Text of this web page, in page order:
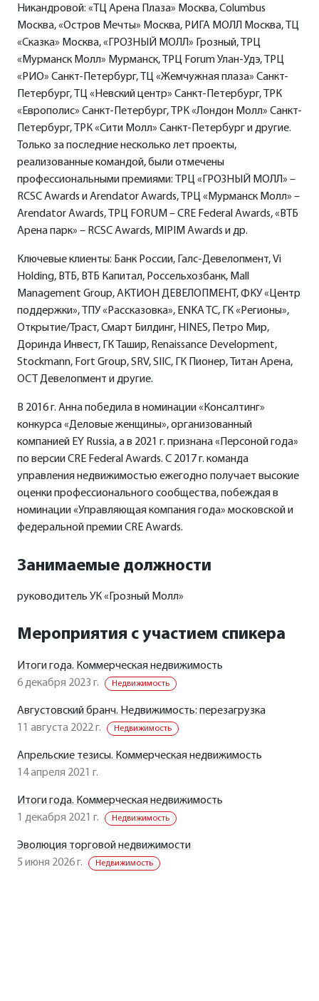
Никандровой: «ТЦ Арена Плаза» Москва, Columbus
Москва, «Остров Мечты» Москва, РИГА МОЛЛ Москва, ТЦ
«Сказка» Москва, «ГРОЗНЫЙ МОЛЛ» Грозный, ТРЦ
«Мурманск Молл» Мурманск, ТРЦ Forum Улан-Удэ, ТРЦ
«РИО» Санкт-Петербург, ТЦ «Жемчужная плаза» Санкт-
Петербург, ТЦ «Невский центр» Санкт-Петербург, ТРК
«Европолис» Санкт-Петербург, ТРК «Лондон Молл» Санкт-
Петербург, ТРК «Сити Молл» Санкт-Петербург и другие.
Только за последние несколько лет проекты,
реализованные командой, были отмечены
профессиональными премиями: ТРЦ «ГРОЗНЫЙ МОЛЛ» –
RCSC Awards и Arendator Awards, ТРЦ «Мурманск Молл» –
Arendator Awards, ТРЦ FORUM – CRE Federal Awards, «ВТБ
Арена парк» – RCSC Awards, MIPIM Awards и др.
Ключевые клиенты: Банк России, Галс-Девелопмент, Vi
Holding, ВТБ, ВТБ Капитал, Россельхозбанк, Mall
Management Group, АКТИОН ДЕВЕЛОПМЕНТ, ФКУ «Центр
поддержки», ТПУ «Рассказовка», ENKA TC, ГК «Регионы»,
Открытие/Траст, Смарт Билдинг, HINES, Петро Мир,
Доринда Инвест, ГК Ташир, Renaissance Development,
Stockmann, Fort Group, SRV, SIIC, ГК Пионер, Титан Арена,
ОСТ Девелопмент и другие.
В 2016 г. Анна победила в номинации «Консалтинг»
конкурса «Деловые женщины», организованный
компанией EY Russia, а в 2021 г. признана «Персоной года»
по версии CRE Federal Awards. C 2017 г. команда
управления недвижимостью ежегодно получает высокие
оценки профессионального сообщества, побеждая в
номинации «Управляющая компания года» московской и
федеральной премии CRE Awards.
Занимаемые должности
руководитель УК «Грозный Молл»
Мероприятия с участием спикера
Итоги года. Коммерческая недвижимость
6 декабря 2023 г.
Недвижимость
Августовский бранч. Недвижимость: перезагрузка
11 августа 2022 г.
Недвижимость
Апрельские тезисы. Коммерческая недвижимость
14 апреля 2021 г.
Итоги года. Коммерческая недвижимость
1 декабря 2021 г.
Недвижимость
Эволюция торговой недвижимости
5 июня 2026 г.
Недвижимость